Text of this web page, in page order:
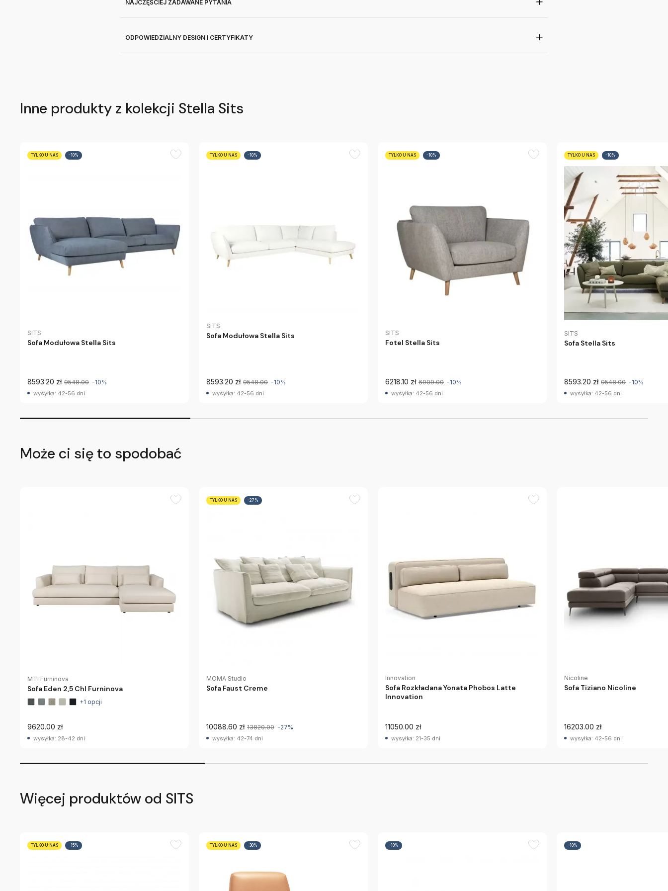
NAJCZĘŚCIEJ ZADAWANE PYTANIA
ODPOWIEDZIALNY DESIGN I CERTYFIKATY
Inne produkty z kolekcji Stella Sits
TYLKO U NAS -10%
SITS
Sofa Modułowa Stella Sits
8593.20 zł 9548.00 -10%
wysyłka: 42-56 dni
TYLKO U NAS -10%
SITS
Sofa Modułowa Stella Sits
8593.20 zł 9548.00 -10%
wysyłka: 42-56 dni
TYLKO U NAS -10%
SITS
Fotel Stella Sits
6218.10 zł 6909.00 -10%
wysyłka: 42-56 dni
TYLKO U NAS -10%
SITS
Sofa Stella Sits
8593.20 zł 9548.00 -10%
wysyłka: 42-56 dni
Może ci się to spodobać
MTI Furninova
Sofa Eden 2,5 Chl Furninova
+1 opcji
9620.00 zł
wysyłka: 28-42 dni
TYLKO U NAS -27%
MOMA Studio
Sofa Faust Creme
10088.60 zł 13820.00 -27%
wysyłka: 42-74 dni
Innovation
Sofa Rozkładana Yonata Phobos Latte
Innovation
11050.00 zł
wysyłka: 21-35 dni
Nicoline
Sofa Tiziano Nicoline
16203.00 zł
wysyłka: 42-56 dni
Więcej produktów od SITS
TYLKO U NAS -15% TYLKO U NAS -30% -10% -10%